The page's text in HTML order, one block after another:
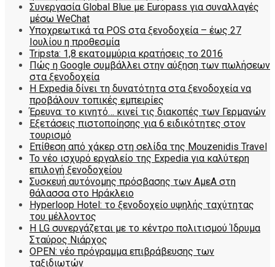
Συνεργασία Global Blue με Europass για συναλλαγές
μέσω WeChat
Υποχρεωτικά τα POS στα ξενοδοχεία – έως 27
Ιουλίου η προθεσμία
Tripsta: 1,8 εκατομμύρια κρατήσεις το 2016
Πώς η Google συμβάλλει στην αύξηση των πωλήσεων
στα ξενοδοχεία
Η Expedia δίνει τη δυνατότητα στα ξενοδοχεία να
προβάλουν τοπικές εμπειρίες
Έρευνα: το κινητό… κινεί τις διακοπές των Γερμανών
Εξετάσεις πιστοποίησης για 6 ειδικότητες στον
τουρισμό
Επίθεση από χάκερ στη σελίδα της Mouzenidis Travel
Το νέο ισχυρό εργαλείο της Expedia για καλύτερη
επιλογή ξενοδοχείου
Συσκευή αυτόνομης πρόσβασης των ΑμεΑ στη
θάλασσα στο Ηράκλειο
Hyperloop Hotel: το ξενοδοχείο υψηλής ταχύτητας
του μέλλοντος
Η LG συνεργάζεται με το κέντρο πολιτισμού Ίδρυμα
Σταύρος Νιάρχος
OPEN: νέο πρόγραμμα επιβράβευσης των
ταξιδιωτών